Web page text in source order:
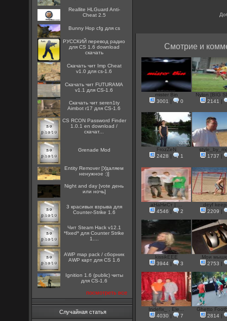
Reallite HLGuard Anti-
Cheat 2.5
Bunny Hop cfg для cs
РУССКИЙ перевод радио
для CS 1.6 download
скачать
Скачать чит Imp Cheat
v1.0 для cs-1.6
Скачать чит FUTURAMA
v1.1 для CS-1.6
Скачать чит seren1ty
Aimbot r17 для CS-1.6
CS RCON Password Finder
1.0.1 en download /
скачат...
Grenade Mod
Entity Remover [Удаляем
ненужное :)]
Night and day [vote день
или ночь]
3 красивых взрыва для
Counter-Strike 1.6
Чит Steam Hack v12.1
*fixed* для Counter Strike
1....
AWP map pack / сборник
AWP карт для CS 1.6
Ignition 1.6 (public) читы
для CS-1.6
посмотреть все
Случайная статья
Смотрие и
mister Bin
3001
0
Nylon [BIG
2141
FrozZeN
2428
1
1737
аНаНиСт | ...
4546
2
deyf
2209
kissikEEE
3944| 3
Мои
2753
Indefix_ , Ele...
4030
7
Ghetto
2814|